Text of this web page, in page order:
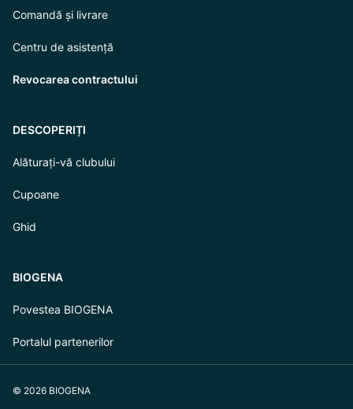
Comandă și livrare
Centru de asistență
Revocarea contractului
DESCOPERIȚI
Alăturați-vă clubului
Cupoane
Ghid
BIOGENA
Povestea BIOGENA
Portalul partenerilor
© 2026 BIOGENA